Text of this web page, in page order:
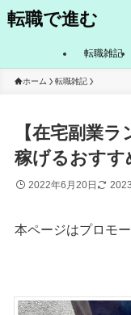
転職で進む
転職雑記
ホーム 転職雑記
【在宅副業
稼げるおすす
2022年6月20日
本ページはプロモ